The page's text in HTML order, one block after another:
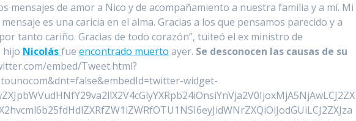
mensajes de amor a Nico y de acompañamiento a nuestra familia y a mí. Mi
es una caricia en el alma. Gracias a los que pensamos parecido y a
tanto cariño. Gracias de todo corazón”, tuiteó el ex ministro de
hijo Nicolásfueencontrado muerto ayer. Se desconocen las causas de su
embed/Tweet.html?
widget-